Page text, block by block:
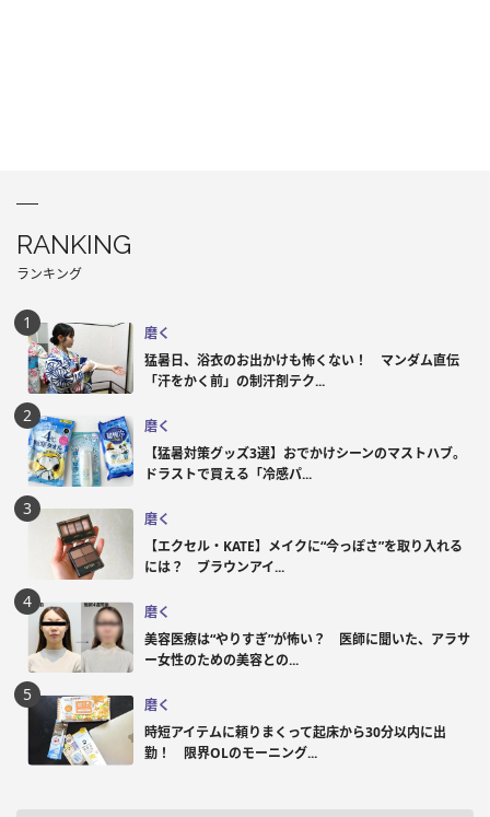
RANKING
ランキング
磨く
猛暑日、浴衣のお出かけも怖くない！ マンダム直伝
「汗をかく前」の制汗剤テク...
磨く
【猛暑対策グッズ3選】おでかけシーンのマストハブ。
ドラストで買える「冷感パ...
磨く
【エクセル・KATE】メイクに“今っぽさ”を取り入れる
には？ ブラウンアイ...
磨く
美容医療は“やりすぎ”が怖い？ 医師に聞いた、アラサ
ー女性のための美容との...
磨く
時短アイテムに頼りまくって起床から30分以内に出
勤！ 限界OLのモーニング...